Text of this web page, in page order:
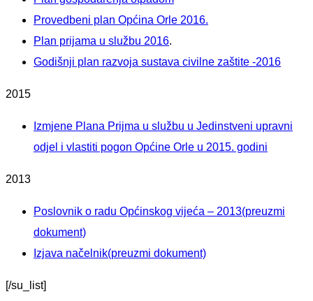
Provedbeni plan Općina Orle 2016.
Plan prijama u službu 2016.
Godišnji plan razvoja sustava civilne zaštite -2016
2015
Izmjene Plana Prijma u službu u Jedinstveni upravni
odjel i vlastiti pogon Općine Orle u 2015. godini
2013
Poslovnik o radu Općinskog vijeća – 2013(preuzmi
dokument)
Izjava načelnik(preuzmi dokument)
[/su_list]